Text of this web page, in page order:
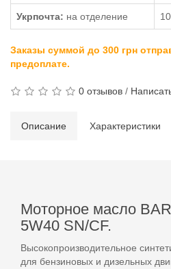
Укрпочта: на отделение
Заказы суммой до 300 грн
предоплате.
0 отзывов /
Описание Характеристики
Моторное масло
5W40 SN/CF.
Высокопроизводительное
для бензиновых и дизельных